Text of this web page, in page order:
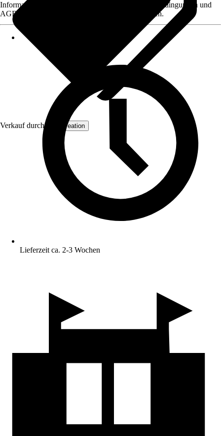
Verkauf durch: AS Creation
Informationen des Verkäufers, wie z. B. Rückgabebedingungen und
AGB, finden Sie bei Klick auf den Verkäufernamen.
Lieferzeit ca. 2-3 Wochen